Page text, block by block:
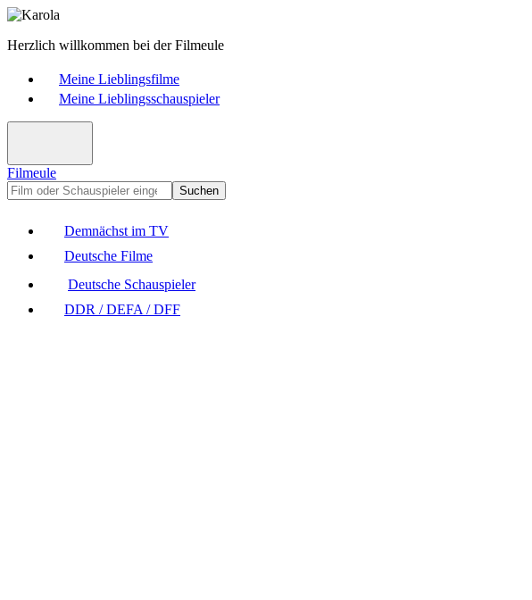
Herzlich willkommen bei der Filmeule
Meine Lieblingsfilme
Meine Lieblingsschauspieler
Filmeule
Suchen
Demnächst im TV
Deutsche Filme
Deutsche Schauspieler
DDR / DEFA / DFF